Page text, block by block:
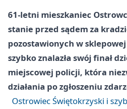
61-letni mieszkaniec
stanie przed sądem za
pozostawionych w
szybko znalazła swój finał
miejscowej policji, która
działania po zgłoszeniu
Ostrowiec Świętokrzyski i